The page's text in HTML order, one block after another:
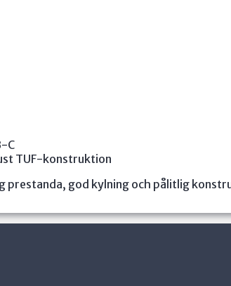
C
TUF-konstruktion
god kylning och pålitlig